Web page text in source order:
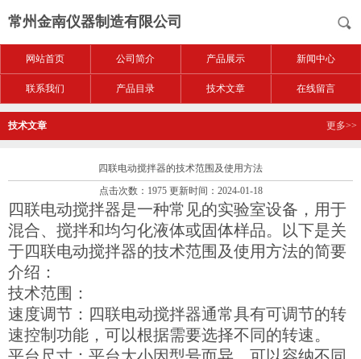
常州金南仪器制造有限公司
网站首页 公司简介 产品展示 新闻中心
联系我们 产品目录 技术文章 在线留言
技术文章 更多>>
四联电动搅拌器的技术范围及使用方法
点击次数：1975 更新时间：2024-01-18
四联电动搅拌器是一种常见的实验室设备，用于
混合、搅拌和均匀化液体或固体样品。以下是关
于四联电动搅拌器的技术范围及使用方法的简要
介绍：
技术范围：
速度调节：四联电动搅拌器通常具有可调节的转
速控制功能，可以根据需要选择不同的转速。